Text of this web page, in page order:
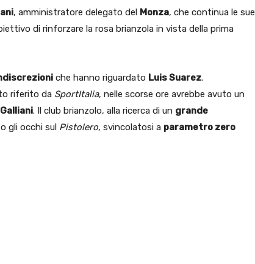
, amministratore delegato del Monza, che continua le sue
di rinforzare la rosa brianzola in vista della prima
che hanno riguardato Luis Suarez.
riferito da SportItalia, nelle scorse ore avrebbe avuto un
. Il club brianzolo, alla ricerca di un grande
gli occhi sul Pistolero, svincolatosi a parametro zero